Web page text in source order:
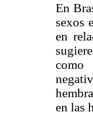
En
sexos
en
como
en las